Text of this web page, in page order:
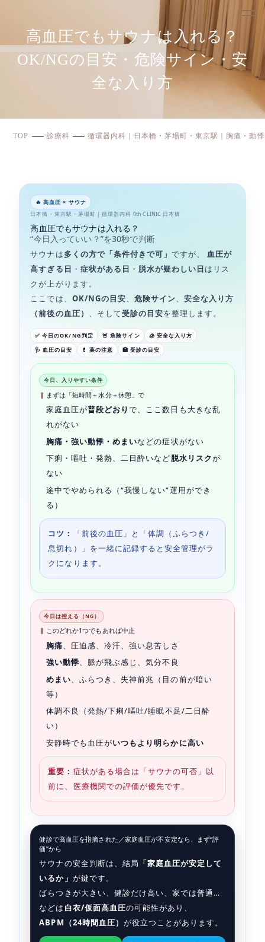
高血圧でもサウナは入れる？
OK/NGの目安・危険サイン・安
全な入り方
TOP 診療科 循環器内科｜日本橋・茅場町・東京駅｜胸痛・動
🔥 高血圧 × サウナ
日本橋・東京駅・茅場町｜循環器内科0th CLINIC 日本橋
高血圧でもサウナは入れる？
“今日入っていい？”を30秒で判断
サウナは多くの方で「条件付きで可」ですが、血圧が
高すぎる日 ・ 症状がある日 ・ 脱水が疑わしい日はリス
クが上がります。
ここでは、 OK/NGの目安、 危険サイン、安全な入り方
（前後の血圧） 、そして受診の目安を整理します。
✅ 今日のOK/NG判定 🚨 危険サイン
🧊 安全な入り方
🩺 血圧の目安
💊 薬の注意 🏥 受診の目安
今日、入りやすい条件
まずは「短時間＋水分＋休憩」で
家庭血圧が普段どおりで、ここ数日も大きな乱
れがない
胸痛・強い動悸・めまいなどの症状がない
下痢・嘔吐・発熱、二日酔いなど脱水リスクが
ない
途中でやめられる（“我慢しない”運用ができ
る）
コツ：
「前後の血圧」と「体調（ふらつき/
息切れ）」を一緒に記録すると安全管理がラ
クになります。
今日は控える（NG）
このどれか1つでもあれば中止
胸痛、圧迫感、冷汗、強い息苦しさ
強い動悸、脈が飛ぶ感じ、気分不良
めまい、ふらつき、失神前兆（目の前が暗い
等）
体調不良（発熱/下痢/嘔吐/睡眠不足/二日酔
い）
安静時でも血圧がいつもより明らかに高い
重要： 症状がある場合は「サウナの可否」以
前に、医療機関での評価が優先です。
健診で高血圧を指摘された／家庭血圧が不安定なら、まず“評
価”から
サウナの安全判断は、結局 「家庭血圧が安定して
いるか」 が鍵です。
ばらつきが大きい、健診だけ高い、家では普通…
などは 白衣/仮面高血圧の可能性があり、
ABPM（24時間血圧） が役立つことがあります。